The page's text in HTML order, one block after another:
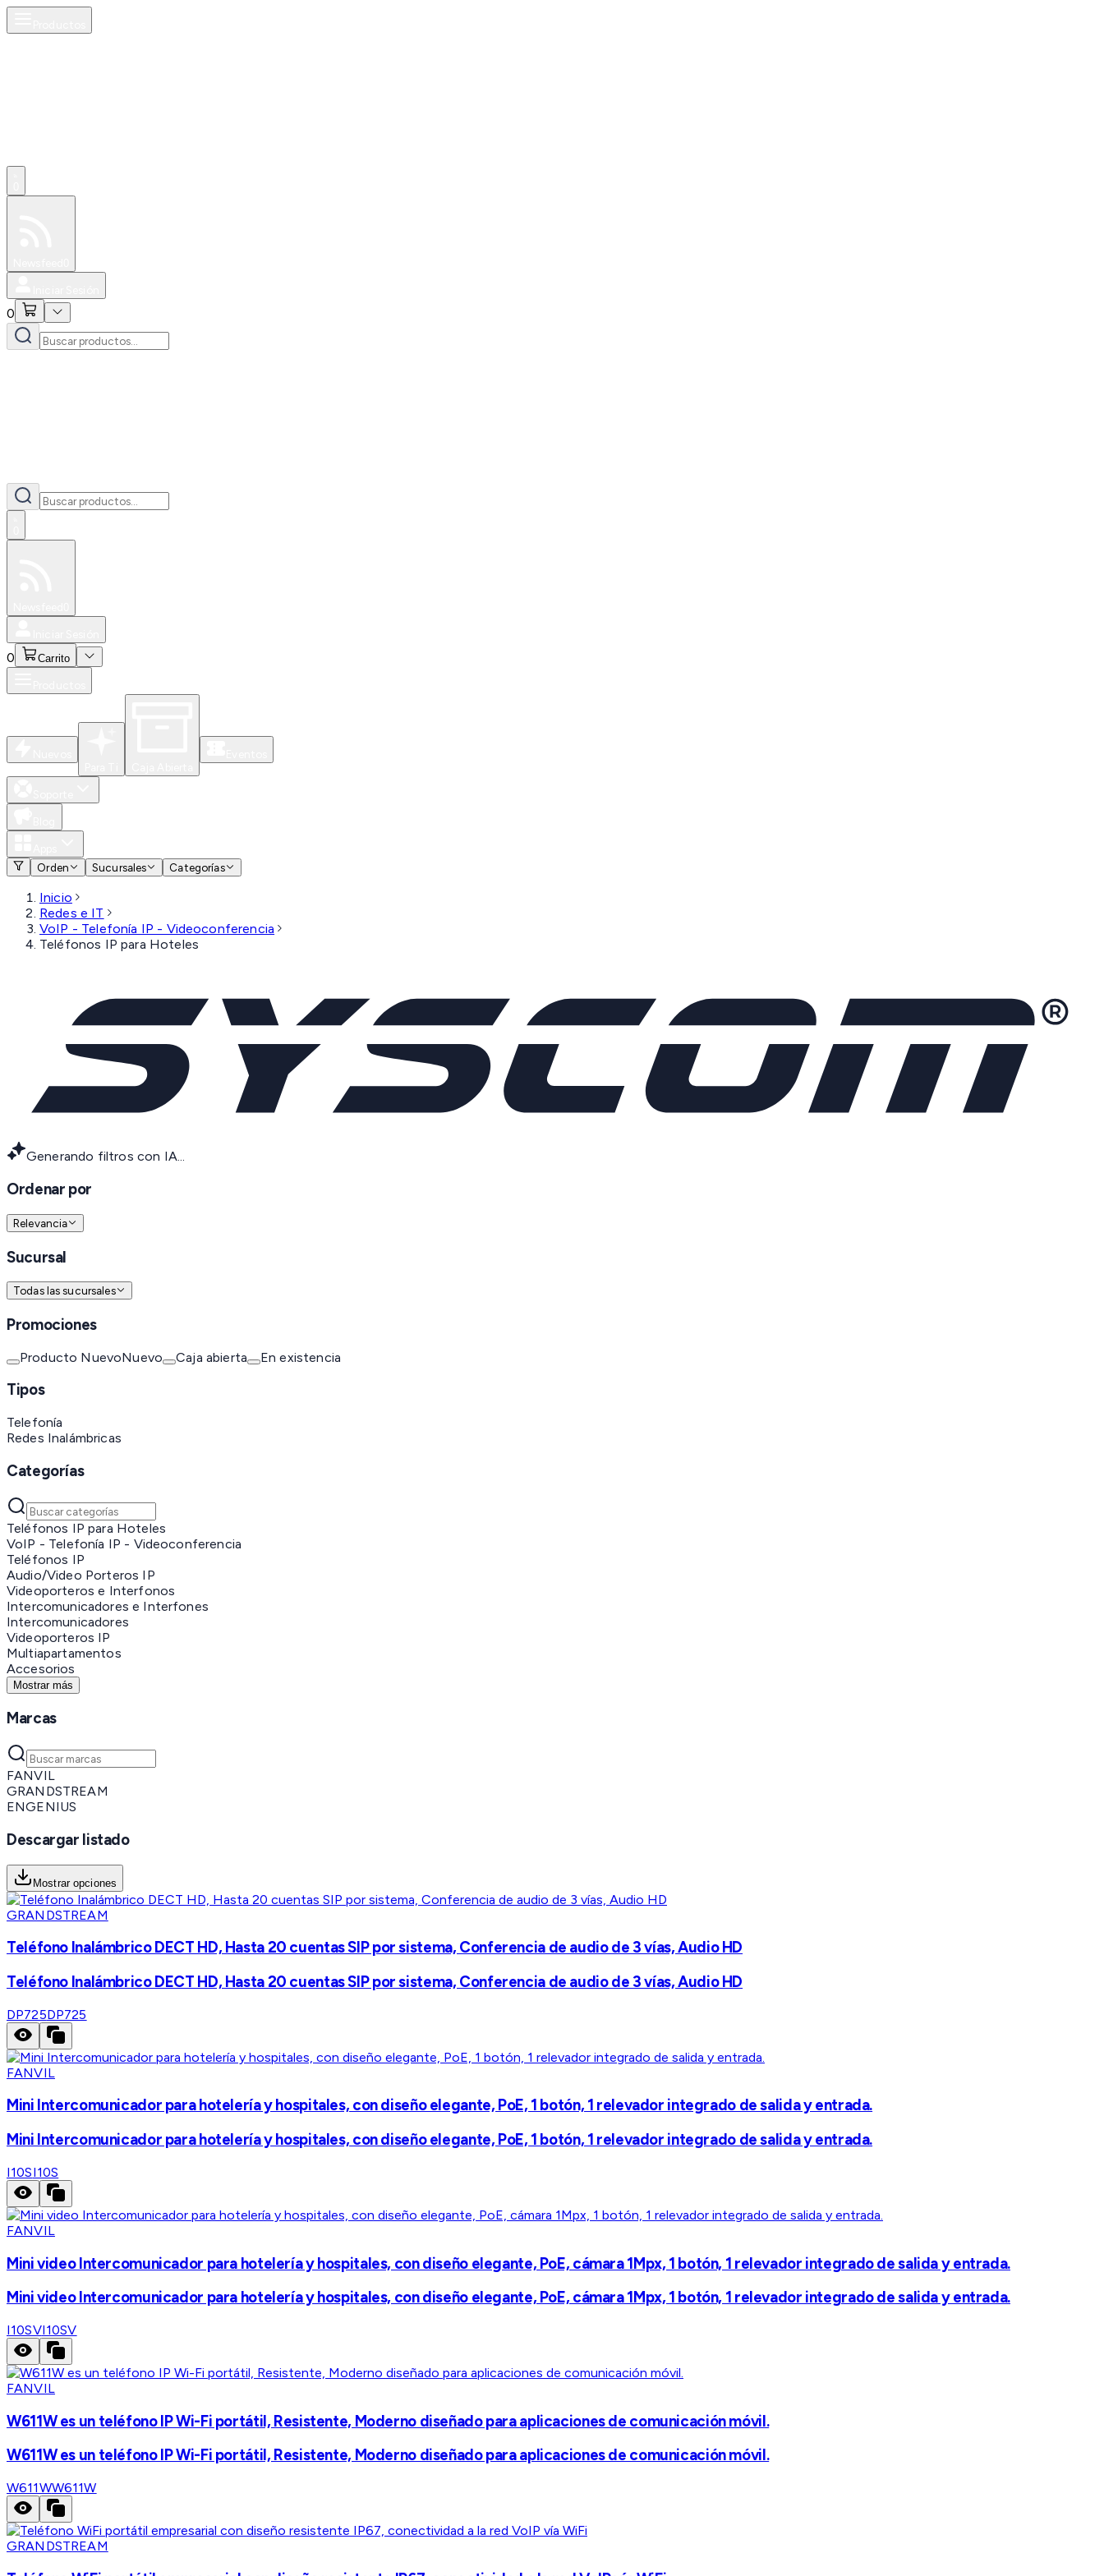
0
0 Carrito
Orden
Sucursales Categorías
Inicio
Redes e IT
VoIP - Telefonía IP - Videoconferencia
Teléfonos IP para Hoteles
Generando filtros con IA...
Ordenar por
Relevancia
Sucursal
Todas las sucursales
Promociones
Producto NuevoNuevo Caja abierta En existencia
Tipos
Telefonía
Redes Inalámbricas
Categorías
Teléfonos IP para Hoteles
VoIP - Telefonía IP - Videoconferencia
Teléfonos IP
Audio/Video Porteros IP
Videoporteros e Interfonos
Intercomunicadores e Interfones
Intercomunicadores
Videoporteros IP
Multiapartamentos
Accesorios
Mostrar más
Marcas
FANVIL
GRANDSTREAM
ENGENIUS
Descargar listado
Mostrar opciones
GRANDSTREAM
Teléfono Inalámbrico DECT HD, Hasta 20 cuentas SIP por sistema, Conferencia de audio de 3 vías, Audio HD
Teléfono Inalámbrico DECT HD, Hasta 20 cuentas SIP por sistema, Conferencia de audio de 3 vías, Audio HD
DP725DP725
FANVIL
Mini Intercomunicador para hotelería y hospitales, con diseño elegante, PoE, 1 botón, 1 relevador integrado de salida y entrada.
Mini Intercomunicador para hotelería y hospitales, con diseño elegante, PoE, 1 botón, 1 relevador integrado de salida y entrada.
I10SI10S
FANVIL
Mini video Intercomunicador para hotelería y hospitales, con diseño elegante, PoE, cámara 1Mpx, 1 botón, 1 relevador integrado de salida y entrada.
Mini video Intercomunicador para hotelería y hospitales, con diseño elegante, PoE, cámara 1Mpx, 1 botón, 1 relevador integrado de salida y entrada.
I10SVI10SV
FANVIL
W611W es un teléfono IP Wi-Fi portátil, Resistente, Moderno diseñado para aplicaciones de comunicación móvil.
W611W es un teléfono IP Wi-Fi portátil, Resistente, Moderno diseñado para aplicaciones de comunicación móvil.
W611WW611W
GRANDSTREAM